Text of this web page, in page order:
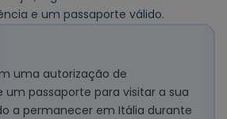
e um passaporte válido.
uma autorização de
passaporte para visitar a sua
a permanecer em Itália durante